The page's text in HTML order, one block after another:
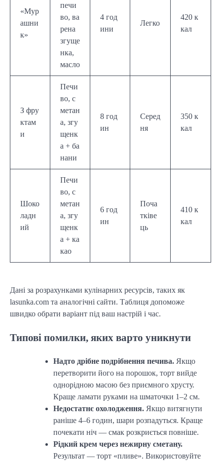
«Мур
ашни
к»
печи
во, ва
рена
згуще
нка,
масло
4 год
ини
Легко
420 к
кал
З фру
ктам
и
Печи
во, с
метан
а, згу
щенк
а + ба
нани
8 год
ин
Серед
ня
350 к
кал
Шоко
ладн
ий
Печи
во, с
метан
а, згу
щенк
а + ка
као
6 год
ин
Поча
тківе
ць
410 к
кал
Дані за розрахунками кулінарних ресурсів, таких як
lasunka.com та аналогічні сайти. Таблиця допоможе
швидко обрати варіант під ваш настрій і час.
Типові помилки, яких варто уникнути
Надто дрібне подрібнення печива. Якщо
перетворити його на порошок, торт вийде
однорідною масою без приємного хрусту.
Краще ламати руками на шматочки 1–2 см.
Недостатнє охолодження. Якщо витягнути
раніше 4–6 годин, шари розпадуться. Краще
почекати ніч — смак розкриється повніше.
Рідкий крем через нежирну сметану.
Результат — торт «пливе». Використовуйте